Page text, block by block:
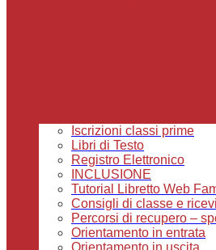
Iscrizioni classi prime
Libri di Testo
Registro Elettronico
INCLUSIONE
Tutorial Libretto Web
Consigli di classe e
Percorsi di recupero –
Orientamento in entrata